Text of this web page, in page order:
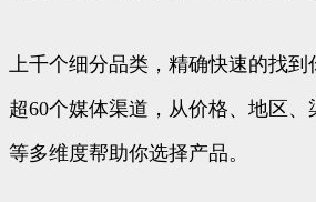
上千个细分品类，精确快速的找到
超60个媒体渠道，从价格、地区
等多维度帮助你选择产品。